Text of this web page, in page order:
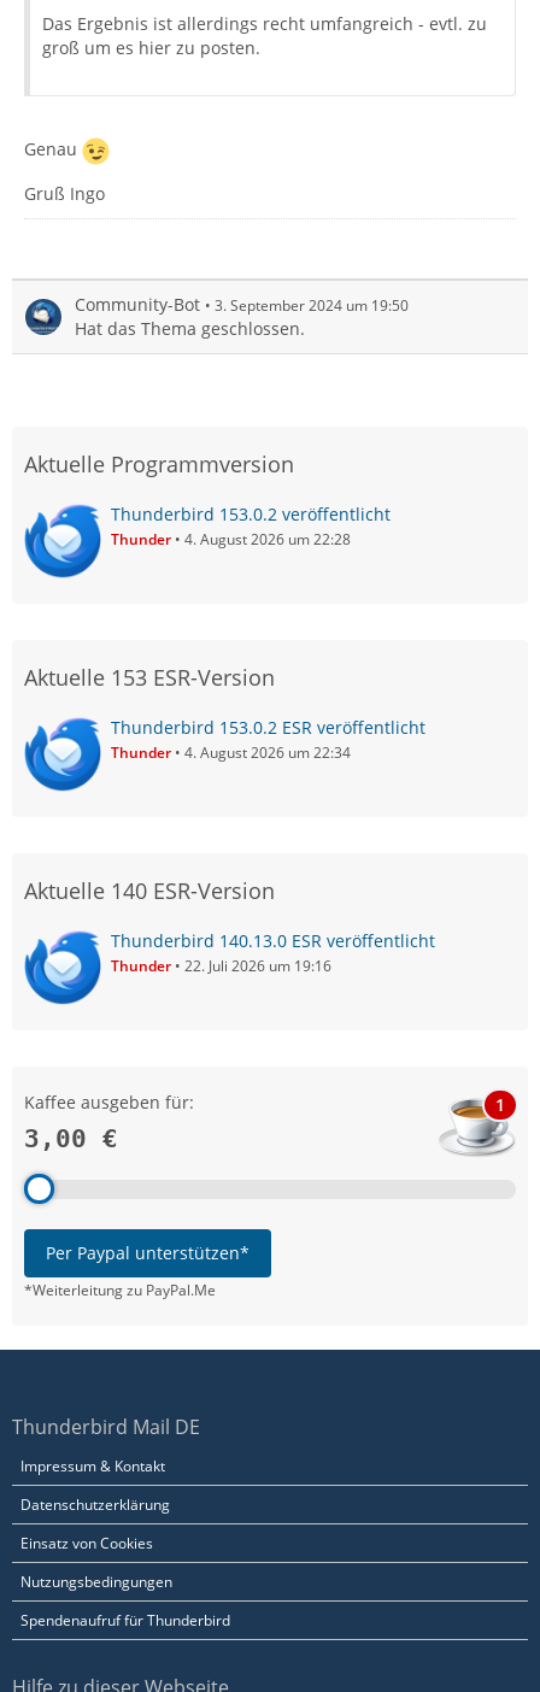
Das Ergebnis ist allerdings recht umfangreich - evtl. zu
groß um es hier zu posten.
Genau
Gruß Ingo
Community-Bot 3. September 2024 um 19:50
Hat das Thema geschlossen.
Aktuelle Programmversion
Thunderbird 153.0.2 veröffentlicht
Thunder 4. August 2026 um 22:28
Aktuelle 153 ESR-Version
Thunderbird 153.0.2 ESR veröffentlicht
Thunder 4. August 2026 um 22:34
Aktuelle 140 ESR-Version
Thunderbird 140.13.0 ESR veröffentlicht
Thunder 22. Juli 2026 um 19:16
Kaffee ausgeben für:
3,00 €
1
Per Paypal unterstützen*
*Weiterleitung zu PayPal.Me
Thunderbird Mail DE
Impressum & Kontakt
Datenschutzerklärung
Einsatz von Cookies
Nutzungsbedingungen
Spendenaufruf für Thunderbird